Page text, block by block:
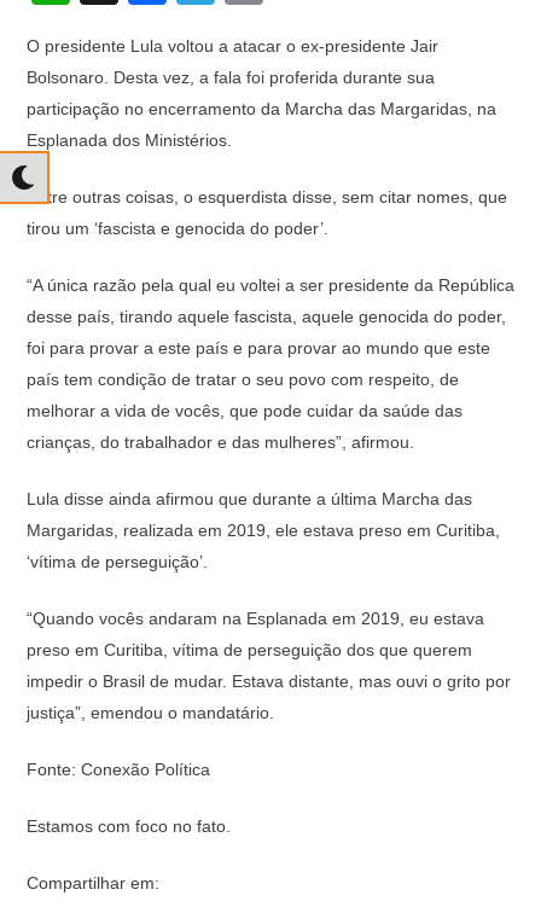
at
s
A
p
c
e
b
o
e
gr
a
p
y
n
k
O presidente Lula voltou a atacar o ex-presidente Jair
Bolsonaro. Desta vez, a fala foi proferida durante sua
participação no encerramento da Marcha das Margaridas, na
Esplanada dos Ministérios.
Entre outras coisas, o esquerdista disse, sem citar nomes, que
tirou um ‘fascista e genocida do poder’.
“A única razão pela qual eu voltei a ser presidente da República
desse país, tirando aquele fascista, aquele genocida do poder,
foi para provar a este país e para provar ao mundo que este
país tem condição de tratar o seu povo com respeito, de
melhorar a vida de vocês, que pode cuidar da saúde das
crianças, do trabalhador e das mulheres”, afirmou.
Lula disse ainda afirmou que durante a última Marcha das
Margaridas, realizada em 2019, ele estava preso em Curitiba,
‘vítima de perseguição’.
“Quando vocês andaram na Esplanada em 2019, eu estava
preso em Curitiba, vítima de perseguição dos que querem
impedir o Brasil de mudar. Estava distante, mas ouvi o grito por
justiça”, emendou o mandatário.
Fonte: Conexão Política
Estamos com foco no fato.
Compartilhar em: